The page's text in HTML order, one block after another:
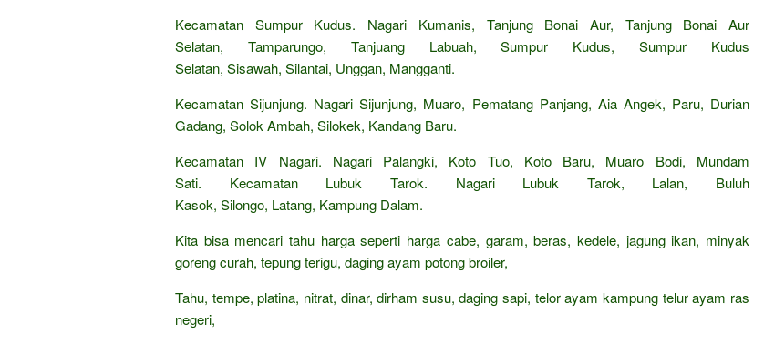
Kecamatan Sumpur Kudus. Nagari Kumanis, Tanjung Bonai Aur, Tanjung Bonai Aur
Selatan, Tamparungo, Tanjuang Labuah, Sumpur Kudus, Sumpur Kudus
Selatan, Sisawah, Silantai, Unggan, Mangganti.
Kecamatan Sijunjung. Nagari Sijunjung, Muaro, Pematang Panjang, Aia Angek, Paru, Durian
Gadang, Solok Ambah, Silokek, Kandang Baru.
Kecamatan IV Nagari. Nagari Palangki, Koto Tuo, Koto Baru, Muaro Bodi, Mundam
Sati. Kecamatan Lubuk Tarok. Nagari Lubuk Tarok, Lalan, Buluh
Kasok, Silongo, Latang, Kampung Dalam.
Kita bisa mencari tahu harga seperti harga cabe, garam, beras, kedele, jagung ikan, minyak
goreng curah, tepung terigu, daging ayam potong broiler,
Tahu, tempe, platina, nitrat, dinar, dirham susu, daging sapi, telor ayam kampung telur ayam ras
negeri,